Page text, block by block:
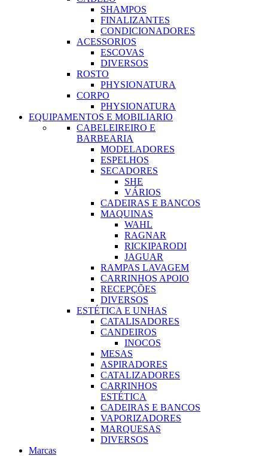
SHAMPOS
FINALIZANTES
CONDICIONADORES
ACESSORIOS
ESCOVAS
DIVERSOS
ROSTO
PHYSIONATURA
CORPO
PHYSIONATURA
EQUIPAMENTOS E MOBILIARIO
CABELEIREIRO E
BARBEARIA
MODELADORES
ESPELHOS
SECADORES
SHE
VÁRIOS
CADEIRAS E BANCOS
MAQUINAS
WAHL
RAGNAR
RICKIPARODI
JAGUAR
RAMPAS LAVAGEM
CARRINHOS APOIO
RECEPÇÕES
DIVERSOS
ESTÉTICA E UNHAS
CATALISADORES
CANDEIROS
INOCOS
MESAS
ASPIRADORES
CATALIZADORES
CARRINHOS
ESTÉTICA
CADEIRAS E BANCOS
VAPORIZADORES
MARQUESAS
DIVERSOS
Marcas